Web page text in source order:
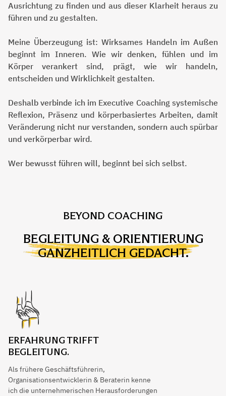
Ausrichtung zu finden und aus dieser Klarheit heraus zu
führen und zu gestalten.
Meine Überzeugung ist: Wirksames Handeln im Außen
beginnt im Inneren. Wie wir denken, fühlen und im
Körper verankert sind, prägt, wie wir handeln,
entscheiden und Wirklichkeit gestalten.
Deshalb verbinde ich im Executive Coaching systemische
Reflexion, Präsenz und körperbasiertes Arbeiten, damit
Veränderung nicht nur verstanden, sondern auch spürbar
und verkörperbar wird.
Wer bewusst führen will, beginnt bei sich selbst.
BEYOND COACHING
BEGLEITUNG & ORIENTIERUNG
GANZHEITLICH GEDACHT.
ERFAHRUNG TRIFFT
BEGLEITUNG.
Als frühere Geschäftsführerin,
Organisationsentwicklerin & Beraterin kenne
ich die unternehmerischen Herausforderungen